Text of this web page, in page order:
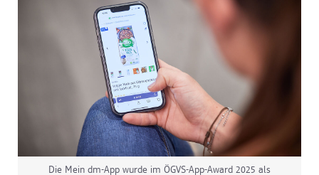
Die Mein dm-App wurde im ÖGVS-App-Award 2025 als